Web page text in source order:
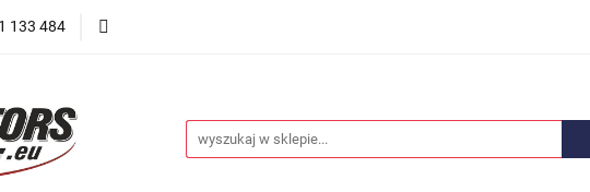
133 484
Nowości